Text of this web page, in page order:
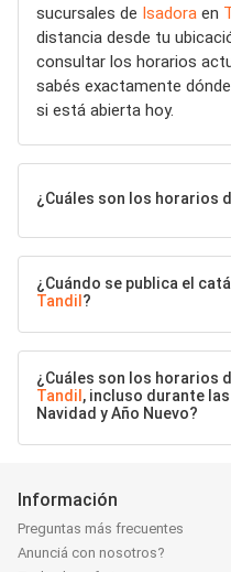
sucursales de Isadora en
distancia desde tu
consultar los horarios
sabés exactamente
si está abierta hoy.
¿Cuáles son los horarios
¿Cuándo se publica el
Tandil ?
¿Cuáles son los horarios
Tandil , incluso durante
Navidad y Año Nuevo?
Información
Preguntas más frecuentes
Anunciá con nosotros?